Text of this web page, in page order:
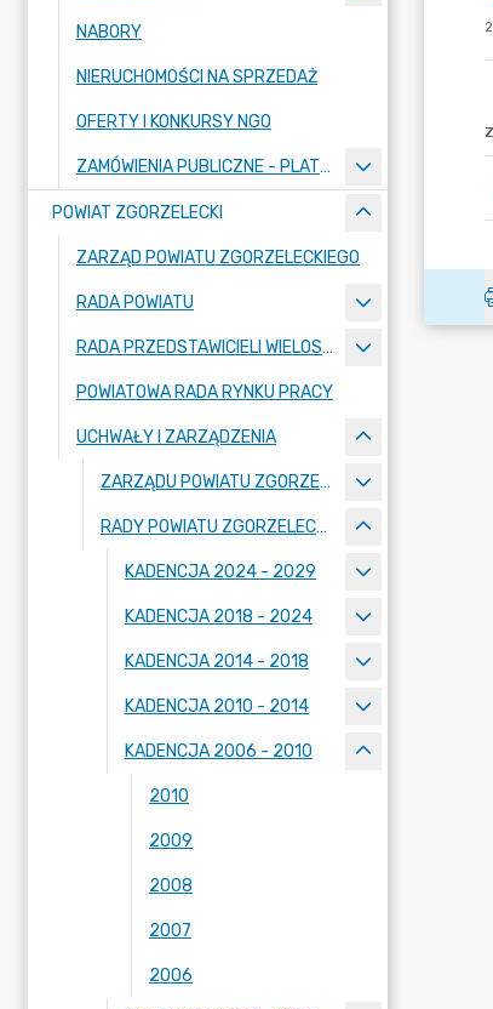
NABORY
NIERUCHOMOŚCI NA SPRZEDAŻ
OFERTY I KONKURSY NGO
ZAMÓWIENIA PUBLICZNE - PLATFORMA ZAKUPOWA
POWIAT ZGORZELECKI
ZARZĄD POWIATU ZGORZELECKIEGO
RADA POWIATU
RADA PRZEDSTAWICIELI WIELOSPECJALISTYCZNEGO ZESPOŁU OPIEKI ZDROWOTNEJ "BOLESŁAWIEC-ZGORZELEC" SAMODZIELNEGO PUBLICZNEGO ZAKŁADU OPIEKI ZDROWOTNEJ
POWIATOWA RADA RYNKU PRACY
UCHWAŁY I ZARZĄDZENIA
ZARZĄDU POWIATU ZGORZELECKIEGO
RADY POWIATU ZGORZELECKIEGO
KADENCJA 2024 - 2029
KADENCJA 2018 - 2024
KADENCJA 2014 - 2018
KADENCJA 2010 - 2014
KADENCJA 2006 - 2010
2010
2009
2008
2007
2006